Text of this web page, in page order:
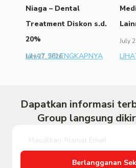
Niaga – Dental
Treatment Diskon s.d.
20%
July 27, 2026
LIHAT SELENGKAPNYA
July
Dapatkan informasi
Group langsung
Berlangganan